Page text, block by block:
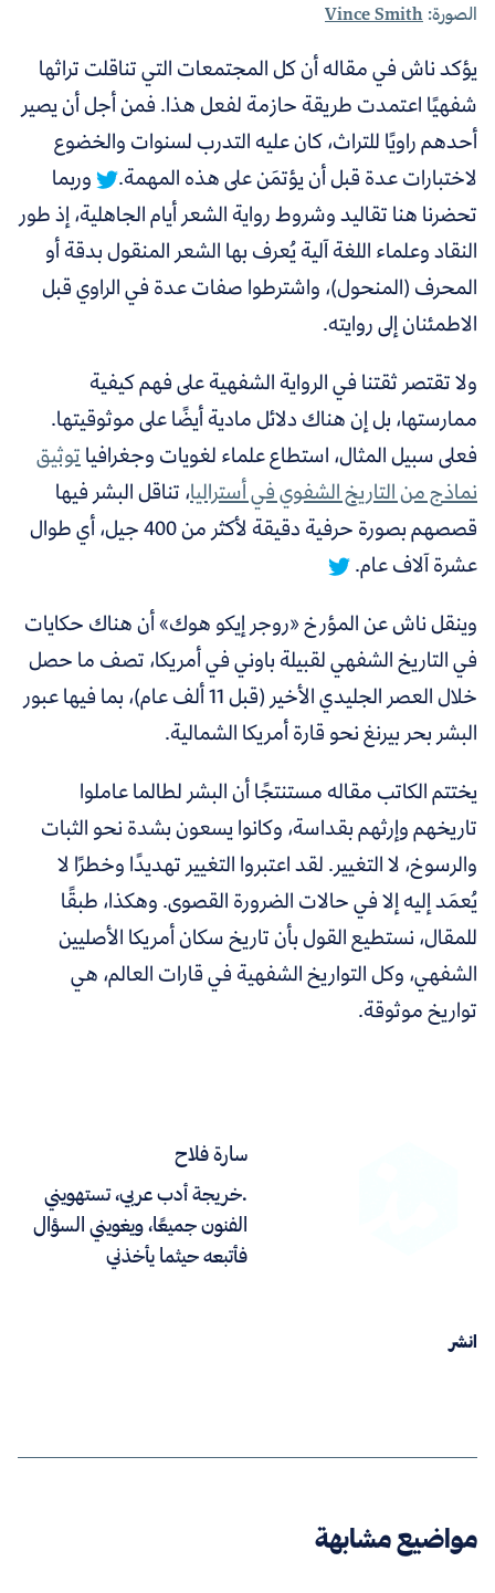
سارة فلاح
.خريجة أدب عربي، تستهويني
الفنون جميعًا، ويغويني السؤال
فأتبعه حيثما يأخذني
انشر
الصورة:Vince Smith
يؤكد ناش في مقاله أن كلالمجتمعات التي تناقلت تراثها
شفهيًا اعتمدت طريقة حازمة لفعل هذا. فمن أجل أن يصير
أحدهم راويًا للتراث، كان عليه التدرب لسنوات والخضوع
لاختبارات عدة قبل أن يؤتمَن على هذه المهمة.
وربما
تحضرنا هنا تقاليد وشروط رواية الشعر أيام الجاهلية، إذ طور
النقاد وعلماء اللغة آلية يُعرف بها الشعر المنقول بدقة أو
المحرف (المنحول)، واشترطوا صفات عدة في الراوي قبل
الاطمئنان إلى روايته.
ولا تقتصر ثقتنا في الرواية الشفهية على فهم كيفية
ممارستها، بل إن هناك دلائل مادية أيضًا على موثوقيتها.
فعلى سبيل المثال، استطاع علماء لغويات وجغرافياتوثيق
نماذج من التاريخ الشفوي في أستراليا،تناقل البشر فيها
قصصهم بصورة حرفية دقيقة لأكثر من 400 جيل، أي طوال
عشرة آلاف عام.
وينقل ناش عن المؤرخ «روجر إيكو هوك» أن هناك حكايات
في التاريخ الشفهي لقبيلة باوني في أمريكا، تصف ما حصل
خلال العصر الجليدي الأخير (قبل 11 ألف عام)، بما فيها عبور
البشر بحر بيرنغ نحو قارة أمريكا الشمالية.
يختتم الكاتب مقاله مستنتجًا أن البشر لطالما عاملوا
تاريخهم وإرثهم بقداسة، وكانوا يسعون بشدة نحو الثبات
والرسوخ، لا التغيير. لقد اعتبروا التغيير تهديدًا وخطرًا لا
يُعمَد إليه إلا في حالات الضرورة القصوى. وهكذا، طبقًا
للمقال، نستطيع القول بأن تاريخ سكان أمريكا الأصليين
الشفهي، وكل التواريخ الشفهية في قارات العالم، هي
تواريخ موثوقة.
مواضيع مشابهة